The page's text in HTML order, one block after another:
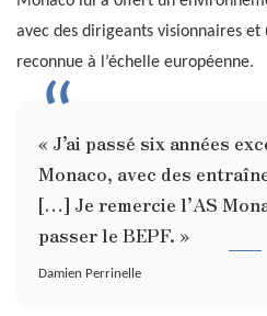
avec des dirigeants visionnaires
reconnue à l’échelle européenne.
« J’ai passé six années
Monaco, avec des
[…] Je remercie l’AS
passer le BEPF. »
Damien Perrinelle